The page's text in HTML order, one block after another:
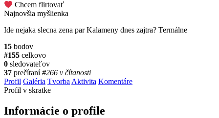
Chcem flirtovať
Najnovšia myšlienka
Ide nejaka slecna zena par Kalameny dnes zajtra? Termálne
15 bodov
#155 celkovo
0 sledovateľov
37 prečítaní #266 v čítanosti
Profil Galéria Tvorba Aktivita Komentáre
Profil v skratke
Informácie o profile